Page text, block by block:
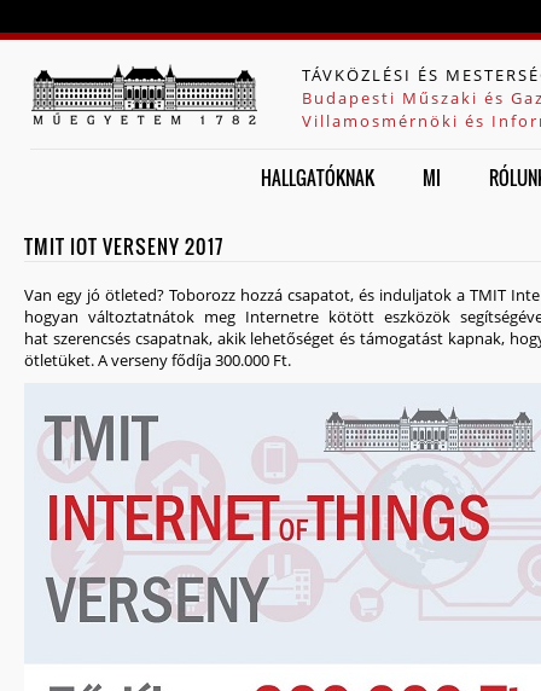
TÁVKÖZLÉSI ÉS
Budapesti Műszaki és
Villamosmérnöki és
HALLGATÓKNAK MI
TMIT IOT VERSENY 2017
Van egy jó ötleted? Toborozz hozzá csapatot, és induljatok a TMIT
hogyan változtatnátok meg Internetre kötött eszközök
hat szerencsés csapatnak, akik lehetőséget és támogatást kapnak,
ötletüket.A verseny fődíja 300.000 Ft.